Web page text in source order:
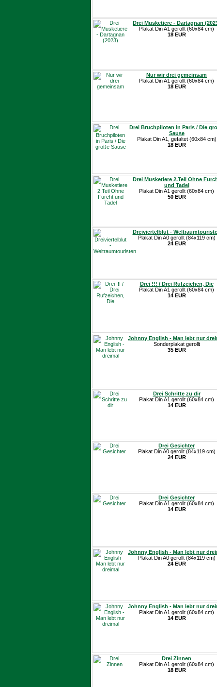
Drei Musketiere - Dartagnan
Plakat Din A1 gerollt (60x84 cm)
18 EUR
Nur wir drei gemeinsam
Plakat Din A1 gerollt (60x84 cm)
18 EUR
Drei Bruchpiloten in Paris / Die
Sause
Plakat Din A1, gefaltet (60x84 cm)
18 EUR
Drei Musketiere 2.Teil Ohne
und Tadel
Plakat Din A1 gerollt (60x84 cm)
50 EUR
Dreiviertelblut -
Plakat Din A0 gerollt (84x119 cm)
24 EUR
Drei !!! / Drei Rufzeichen, Die
Plakat Din A1 gerollt (60x84 cm)
14 EUR
Johnny English - Man lebt nur
Sonderplakat gerollt
35 EUR
Drei Schritte zu dir
Plakat Din A1 gerollt (60x84 cm)
14 EUR
Drei Gesichter
Plakat Din A0 gerollt (84x119 cm)
24 EUR
Drei Gesichter
Plakat Din A1 gerollt (60x84 cm)
14 EUR
Johnny English - Man lebt nur
Plakat Din A0 gerollt (84x119 cm)
24 EUR
Johnny English - Man lebt nur
Plakat Din A1 gerollt (60x84 cm)
14 EUR
Drei Zinnen
Plakat Din A1 gerollt (60x84 cm)
18 EUR